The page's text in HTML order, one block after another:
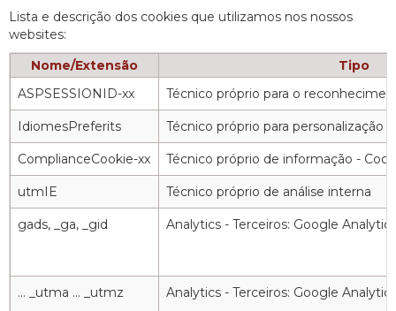
Lista e descrição dos cookies que utilizamos nos nossos
websites:
Nome/Extensão
Tipo
ASPSESSIONID-xx
Técnico próprio para o
IdiomesPreferits Técnico próprio para personalização
ComplianceCookie-xx Técnico próprio de informação -
utmIE Técnico próprio de análise interna
gads, _ga, _gid Analytics - Terceiros: Google
... _utma ... _utmz Analytics - Terceiros: Google